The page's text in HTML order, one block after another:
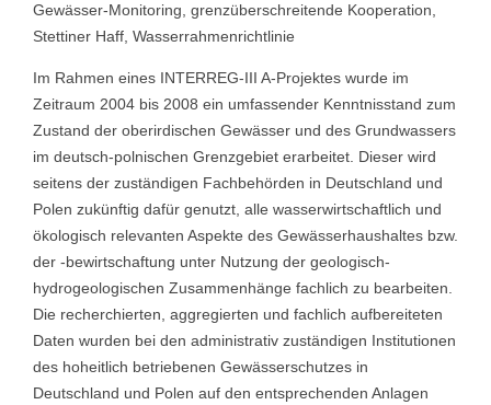
Gewässer-Monitoring, grenzüberschreitende Kooperation,
Stettiner Haff, Wasserrahmenrichtlinie
Im Rahmen eines INTERREG-III A-Projektes wurde im
Zeitraum 2004 bis 2008 ein umfassender Kenntnisstand zum
Zustand der oberirdischen Gewässer und des Grundwassers
im deutsch-polnischen Grenzgebiet erarbeitet. Dieser wird
seitens der zuständigen Fachbehörden in Deutschland und
Polen zukünftig dafür genutzt, alle wasserwirtschaftlich und
ökologisch relevanten Aspekte des Gewässerhaushaltes bzw.
der -bewirtschaftung unter Nutzung der geologisch-
hydrogeologischen Zusammenhänge fachlich zu bearbeiten.
Die recherchierten, aggregierten und fachlich aufbereiteten
Daten wurden bei den administrativ zuständigen Institutionen
des hoheitlich betriebenen Gewässerschutzes in
Deutschland und Polen auf den entsprechenden Anlagen